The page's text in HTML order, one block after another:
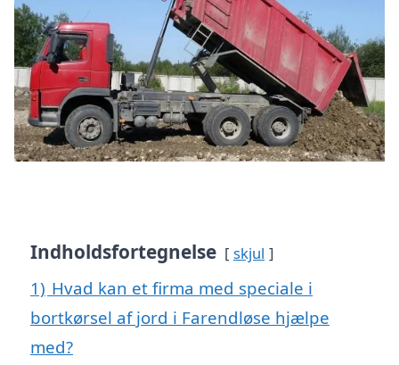
Indholdsfortegnelse skjul
1) Hvad kan et firma med speciale i
bortkørsel af jord i Farendløse hjælpe
med?